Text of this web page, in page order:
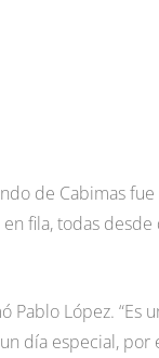
de Cabimas fue
en fila, todas desde
Pablo López. “Es
día especial, por